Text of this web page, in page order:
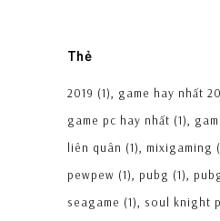
Thẻ
2019 (1) game hay nhất
game pc hay nhất (1)
liên quân (1) mixigaming
pewpew (1) pubg (1)
seagame (1) soul knight